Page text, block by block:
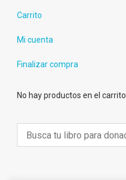
Carrito
Mi cuenta
Finalizar compra
No hay productos en el carrito.